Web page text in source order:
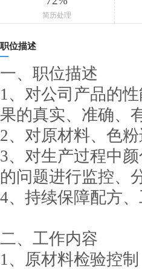
简历处理
职位描述
一、职位描述
1、对公司产品的
果的真实、准确、
2、对原材料、色粉
3、对生产过程中
的问题进行监控、
4、持续保障配方
二、工作内容
1、原材料检验控制